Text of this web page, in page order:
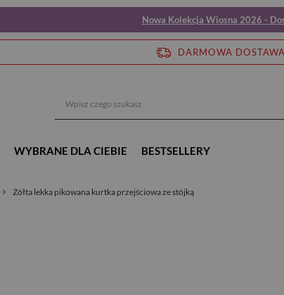
Nowa Kolekcja Wiosna 2026 -
DARMOWA DOSTAWA
WYBRANE DLA CIEBIE BESTSELLERY
Żółta lekka pikowana kurtka przejściowa ze stójką